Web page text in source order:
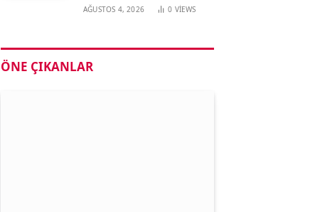
AĞUSTOS 4, 2026 0 VIEWS
ÖNE ÇIKANLAR